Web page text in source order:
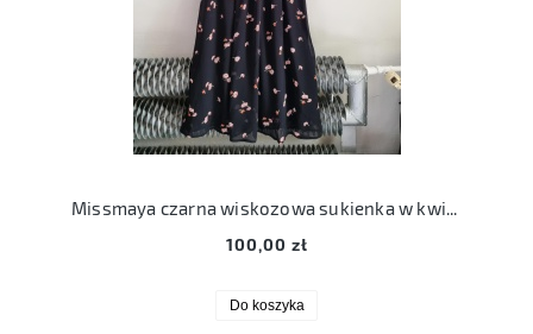
Missmaya czarna wiskozowa sukienka w kwiaty XS 34
100,00 zł
Do koszyka